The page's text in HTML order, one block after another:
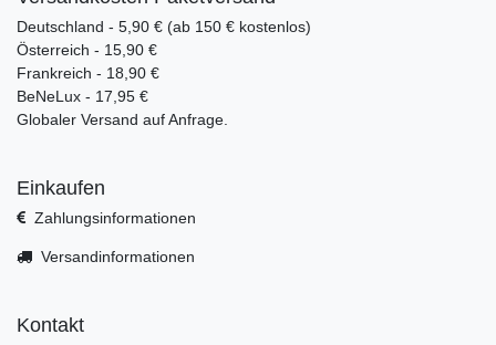
Deutschland - 5,90 € (ab 150 € kostenlos)
Österreich - 15,90 €
Frankreich - 18,90 €
BeNeLux - 17,95 €
Globaler Versand auf Anfrage.
Einkaufen
Zahlungsinformationen
Versandinformationen
Kontakt